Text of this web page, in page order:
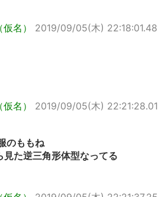
名）
2019/09/05(木) 22:18:01.48
名）
2019/09/05(木) 22:21:28.01
のももね
た逆三角形体型なってる